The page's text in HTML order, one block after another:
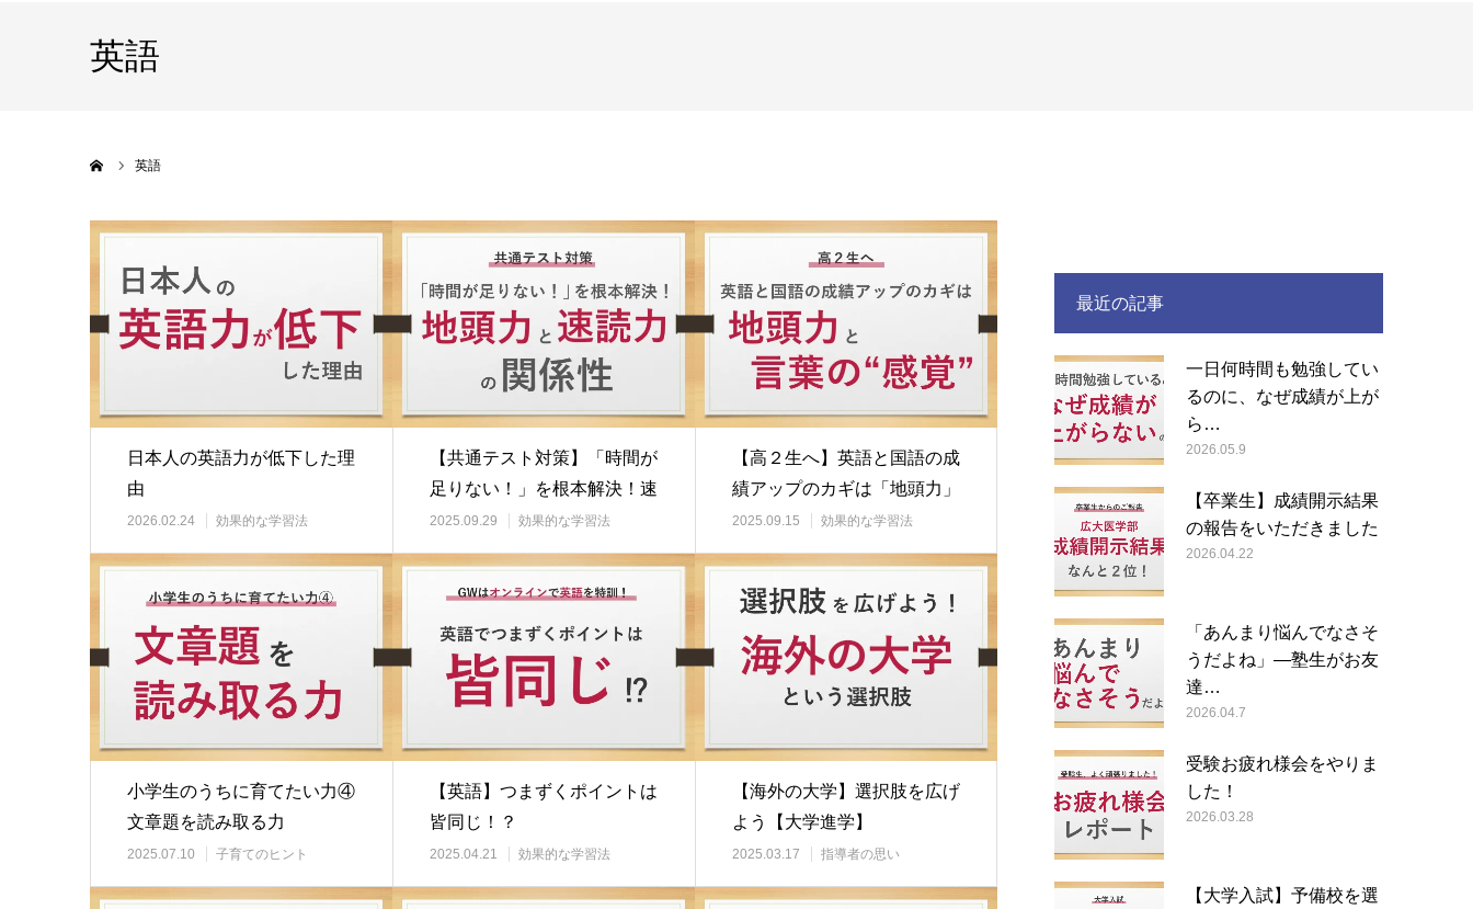
英語
英語
日本人の英語力が低下した理
由
2026.02.24 効果的な学習法
【共通テスト対策】「時間が
足りない！」を根本解決！速
読力と地頭力の関…
2025.09.29 効果的な学習法
【高２生へ】英語と国語の成
績アップのカギは「地頭力」
と「言葉の感覚」…
2025.09.15 効果的な学習法
小学生のうちに育てたい力④
文章題を読み取る力
2025.07.10 子育てのヒント
【英語】つまずくポイントは
皆同じ！？
2025.04.21 効果的な学習法
【海外の大学】選択肢を広げ
よう【大学進学】
2025.03.17 指導者の思い
最近の記事
一日何時間も勉強してい
るのに、なぜ成績が上が
ら…
2026.05.9
【卒業生】成績開示結果
の報告をいただきました
2026.04.22
「あんまり悩んでなさそ
うだよね」―塾生がお友
達…
2026.04.7
受験お疲れ様会をやりま
した！
2026.03.28
【大学入試】予備校を選